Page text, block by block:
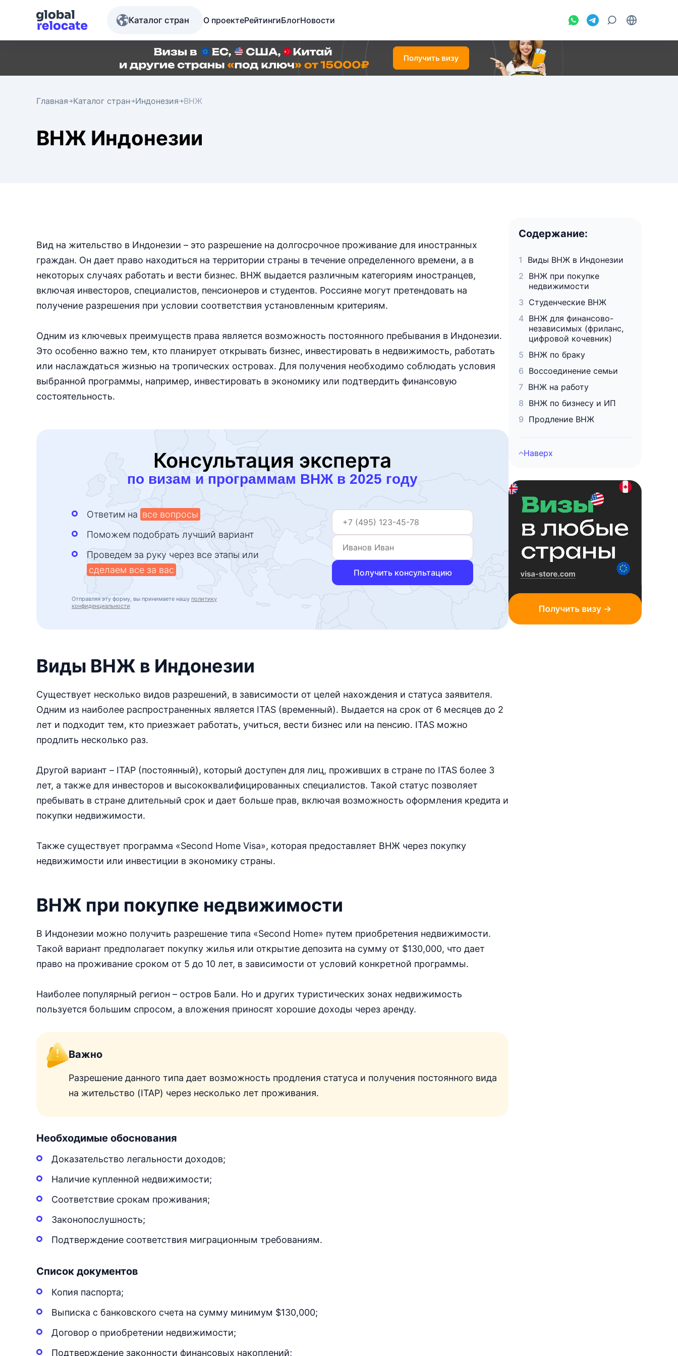
Каталог стран О проектеРейтингиБлогНовости
Главная Каталог стран Индонезия ВНЖ
ВНЖ Индонезии
Вид на жительство в Индонезии – это разрешение на долгосрочное проживание для иностранных
граждан. Он дает право находиться на территории страны в течение определенного времени, а в
некоторых случаях работать и вести бизнес. ВНЖ выдается различным категориям иностранцев,
включая инвесторов, специалистов, пенсионеров и студентов. Россияне могут претендовать на
получение разрешения при условии соответствия установленным критериям.
Одним из ключевых преимуществ права является возможность постоянного пребывания в Индонезии.
Это особенно важно тем, кто планирует открывать бизнес, инвестировать в недвижимость, работать
или наслаждаться жизнью на тропических островах. Для получения необходимо соблюдать условия
выбранной программы, например, инвестировать в экономику или подтвердить финансовую
состоятельность.
Консультация эксперта
по визам и программам ВНЖ в 2025 году
Ответим на все вопросы
Поможем подобрать лучший вариант
Проведем за руку через все этапы или
сделаем все за вас
Получить консультацию
Отправляя эту форму, вы принимаете нашу политику
конфиденциальности
Виды ВНЖ в Индонезии
Существует несколько видов разрешений, в зависимости от целей нахождения и статуса заявителя.
Одним из наиболее распространенных является ITAS (временный). Выдается на срок от 6 месяцев до 2
лет и подходит тем, кто приезжает работать, учиться, вести бизнес или на пенсию. ITAS можно
продлить несколько раз.
Другой вариант – ITAP (постоянный), который доступен для лиц, проживших в стране по ITAS более 3
лет, а также для инвесторов и высококвалифицированных специалистов. Такой статус позволяет
пребывать в стране длительный срок и дает больше прав, включая возможность оформления кредита и
покупки недвижимости.
Также существует программа «Second Home Visa», которая предоставляет ВНЖ через покупку
недвижимости или инвестиции в экономику страны.
ВНЖ при покупке недвижимости
В Индонезии можно получить разрешение типа «Second Home» путем приобретения недвижимости.
Такой вариант предполагает покупку жилья или открытие депозита на сумму от $130,000, что дает
право на проживание сроком от 5 до 10 лет, в зависимости от условий конкретной программы.
Наиболее популярный регион – остров Бали. Но и других туристических зонах недвижимость
пользуется большим спросом, а вложения приносят хорошие доходы через аренду.
Важно
Разрешение данного типа дает возможность продления статуса и получения постоянного вида
на жительство (ITAP) через несколько лет проживания.
Необходимые обоснования
Доказательство легальности доходов;
Наличие купленной недвижимости;
Соответствие срокам проживания;
Законопослушность;
Подтверждение соответствия миграционным требованиям.
Список документов
Копия паспорта;
Выписка с банковского счета на сумму минимум $130,000;
Договор о приобретении недвижимости;
Подтверждение законности финансовых накоплений;
Содержание:
Виды ВНЖ в Индонезии
ВНЖ при покупке
недвижимости
Студенческие ВНЖ
ВНЖ для финансово-
независимых (фриланс,
цифровой кочевник)
ВНЖ по браку
Воссоединение семьи
ВНЖ на работу
ВНЖ по бизнесу и ИП
Продление ВНЖ
Наверх